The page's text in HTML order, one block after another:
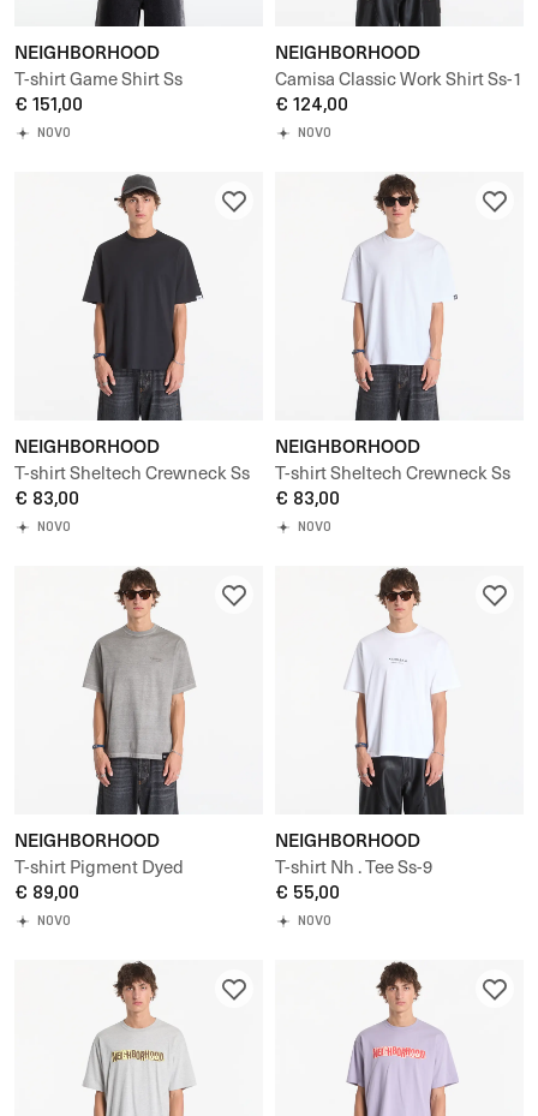
NEIGHBORHOOD
T-shirt Game Shirt Ss
€ 151,00
NOVO
NEIGHBORHOOD
Camisa Classic Work Shirt Ss-1
€ 124,00
NOVO
NEIGHBORHOOD
T-shirt Sheltech Crewneck Ss
Tee-2
€ 83,00
NOVO
NEIGHBORHOOD
T-shirt Sheltech Crewneck Ss
Tee-2
€ 83,00
NOVO
NEIGHBORHOOD
T-shirt Pigment Dyed
Crewneck Ss Tee
€ 89,00
NOVO
NEIGHBORHOOD
T-shirt Nh . Tee Ss-9
€ 55,00
NOVO